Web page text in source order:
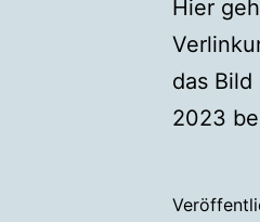
Hier
das
2023